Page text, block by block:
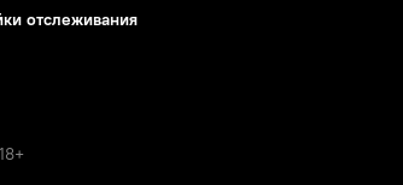
отслеживания